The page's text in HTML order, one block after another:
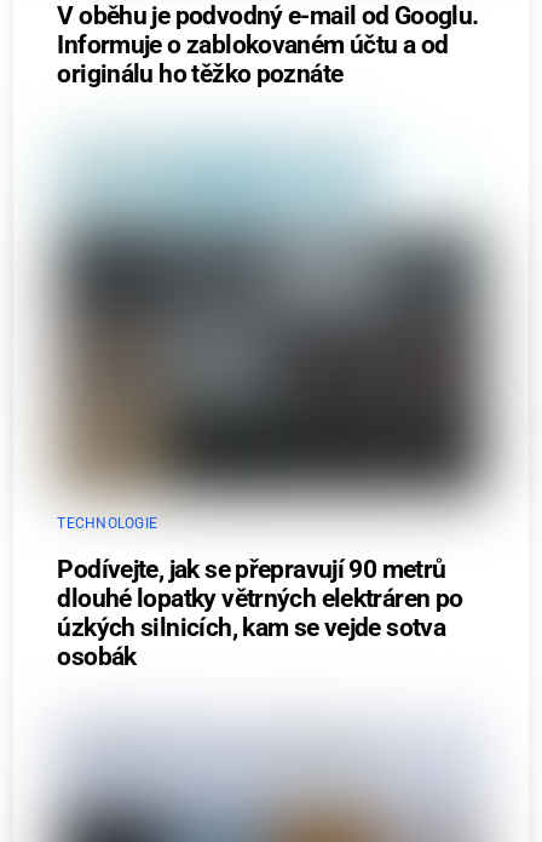
V oběhu je podvodný e-mail od Googlu.
Informuje o zablokovaném účtu a od
originálu ho těžko poznáte
TECHNOLOGIE
Podívejte, jak se přepravují 90 metrů
dlouhé lopatky větrných elektráren po
úzkých silnicích, kam se vejde sotva
osobák